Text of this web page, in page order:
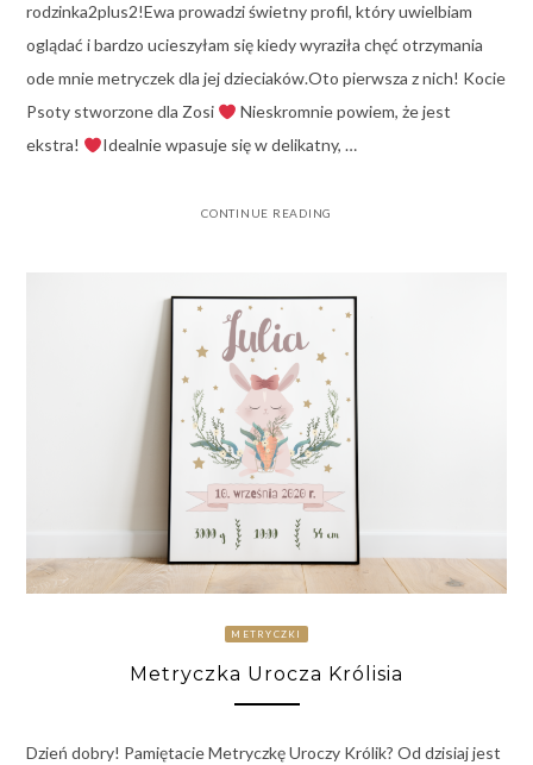
rodzinka2plus2!Ewa prowadzi świetny profil, który uwielbiam
oglądać i bardzo ucieszyłam się kiedy wyraziła chęć otrzymania
ode mnie metryczek dla jej dzieciaków.Oto pierwsza z nich! Kocie
Psoty stworzone dla Zosi
Nieskromnie powiem, że jest
ekstra!
Idealnie wpasuje się w delikatny, …
CONTINUE READING
METRYCZKI
Metryczka Urocza Królisia
Dzień dobry! Pamiętacie Metryczkę Uroczy Królik? Od dzisiaj jest